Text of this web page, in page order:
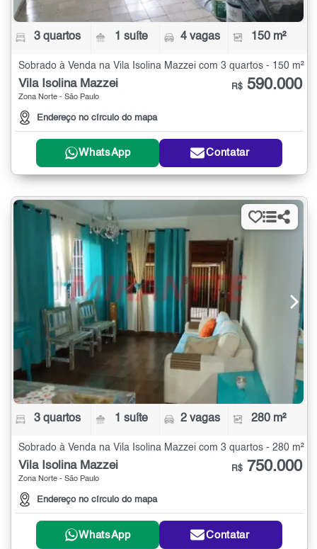
3 quartos 1 suíte 4 vagas 150 m²
Sobrado à Venda na Vila Isolina Mazzei com 3 quartos - 150 m²
Vila Isolina Mazzei
Zona Norte - São Paulo
Endereço no círculo do mapa
R$ 590.000
WhatsApp Contatar
3 quartos 1 suíte 2 vagas 280 m²
Sobrado à Venda na Vila Isolina Mazzei com 3 quartos - 280 m²
Vila Isolina Mazzei
Zona Norte - São Paulo
Endereço no círculo do mapa
R$ 750.000
WhatsApp Contatar